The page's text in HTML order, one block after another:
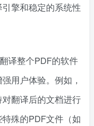
擎和稳定的系统性
译整个PDF的软件
用户体验。例如，
翻译后的文档进行
殊的PDF文件（如